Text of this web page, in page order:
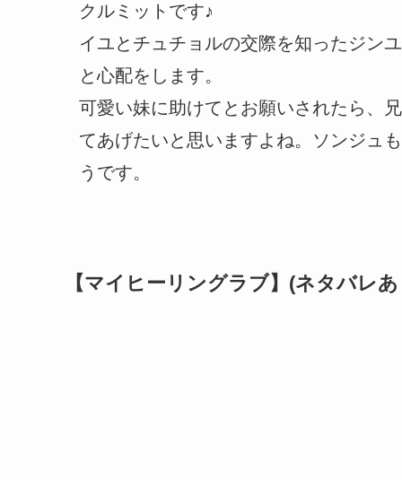
クルミットです♪
イユとチュチョルの交際を知ったジン
と心配をします。
可愛い妹に助けてとお願いされたら、
てあげたいと思いますよね。ソンジュ
うです。
【マイヒーリングラブ】(ネタバレ